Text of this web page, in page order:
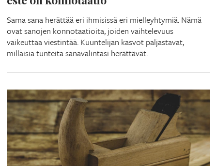
Sama sana herättää eri ihmisissä eri mielleyhtymiä. Nämä
ovat sanojen konnotaatioita, joiden vaihtelevuus
vaikeuttaa viestintää. Kuuntelijan kasvot paljastavat,
millaisia tunteita sanavalintasi herättävät.